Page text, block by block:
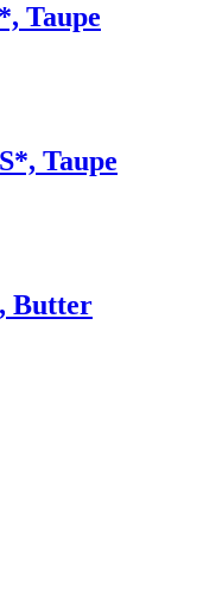
Taupe
Taupe
Butter